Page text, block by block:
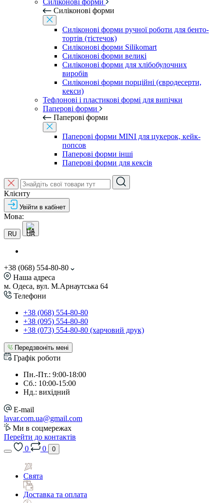
Силіконові форми
Силіконові форми
Силіконові форми ручної роботи для бенто-
тортів (тістечок)
Силіконові форми Silikomart
Силіконові форми великі
Силіконові форми для хлібобулочних
виробів
Силіконові форми порційні (євродесерти,
кекси)
Тефлонові і пластикові формі для випічки
Паперові форми
Паперові форми
Паперові форми MINI для цукерок, кейк-
попсов
Паперові форми інші
Паперові форми для кексів
Клієнту
Увійти в кабінет
Мова:
RU UA
+38 (068) 554-80-80
Наша адреса
м. Одеса, вул. М.Арнаутська 64
Телефони
+38 (068) 554-80-80
+38 (095) 554-80-80
+38 (073) 554-80-80 (харчовий друк)
Передзвоніть мені
Графік роботи
Пн.-Пт.: 9:00-18:00
Сб.: 10:00-15:00
Нд.: вихідний
E-mail
lavar.com.ua@gmail.com
Ми в соцмережах
Перейти до контактів
0
0 0
Свята
Доставка та оплата